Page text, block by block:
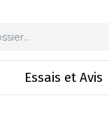
Essais et Avis
2024 : le